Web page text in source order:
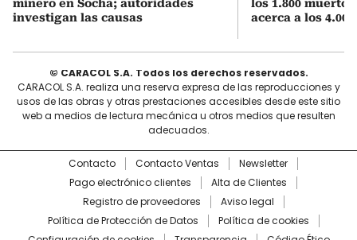
minero en Socha; autoridades
investigan las causas
los 1.800
acerca a los
© CARACOL S.A. Todos los derechos reservados.
CARACOL S.A. realiza una reserva expresa de las reproducciones y
usos de las obras y otras prestaciones accesibles desde este sitio
web a medios de lectura mecánica u otros medios que resulten
adecuados.
Contacto Contacto Ventas
Newsletter
Pago electrónico clientes
Alta de Clientes
Registro de proveedores
Aviso legal
Política de Protección de Datos
Política de cookies